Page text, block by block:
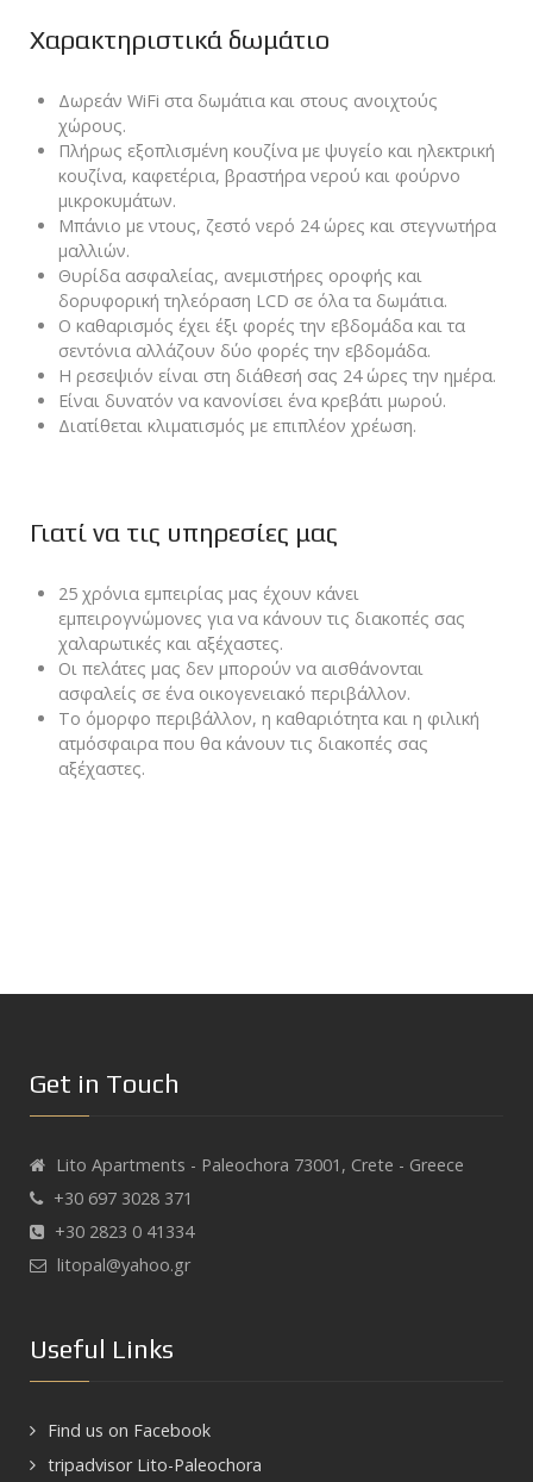
Χαρακτηριστικά δωμάτιο
Δωρεάν WiFi στα δωμάτια και στους ανοιχτούς
χώρους.
Πλήρως εξοπλισμένη κουζίνα με ψυγείο και ηλεκτρική
κουζίνα, καφετέρια, βραστήρα νερού και φούρνο
μικροκυμάτων.
Μπάνιο με ντους, ζεστό νερό 24 ώρες και στεγνωτήρα
μαλλιών.
Θυρίδα ασφαλείας, ανεμιστήρες οροφής και
δορυφορική τηλεόραση LCD σε όλα τα δωμάτια.
Ο καθαρισμός έχει έξι φορές την εβδομάδα και τα
σεντόνια αλλάζουν δύο φορές την εβδομάδα.
Η ρεσεψιόν είναι στη διάθεσή σας 24 ώρες την ημέρα.
Είναι δυνατόν να κανονίσει ένα κρεβάτι μωρού.
Διατίθεται κλιματισμός με επιπλέον χρέωση.
Γιατί να τις υπηρεσίες μας
25 χρόνια εμπειρίας μας έχουν κάνει
εμπειρογνώμονες για να κάνουν τις διακοπές σας
χαλαρωτικές και αξέχαστες.
Οι πελάτες μας δεν μπορούν να αισθάνονται
ασφαλείς σε ένα οικογενειακό περιβάλλον.
Το όμορφο περιβάλλον, η καθαριότητα και η φιλική
ατμόσφαιρα που θα κάνουν τις διακοπές σας
αξέχαστες.
Get in Touch
Lito Apartments - Paleochora 73001, Crete - Greece
+30 697 3028 371
+30 2823 0 41334
litopal@yahoo.gr
Useful Links
Find us on Facebook
tripadvisor Lito-Paleochora